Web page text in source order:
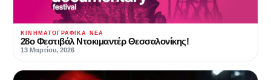
ΚΙΝΗΜΑΤΟΓΡΑΦΙΚΆ ΝΈΑ
28ο Φεστιβάλ Ντοκιμαντέρ Θεσσαλονίκης!
13 Μαρτίου, 2026